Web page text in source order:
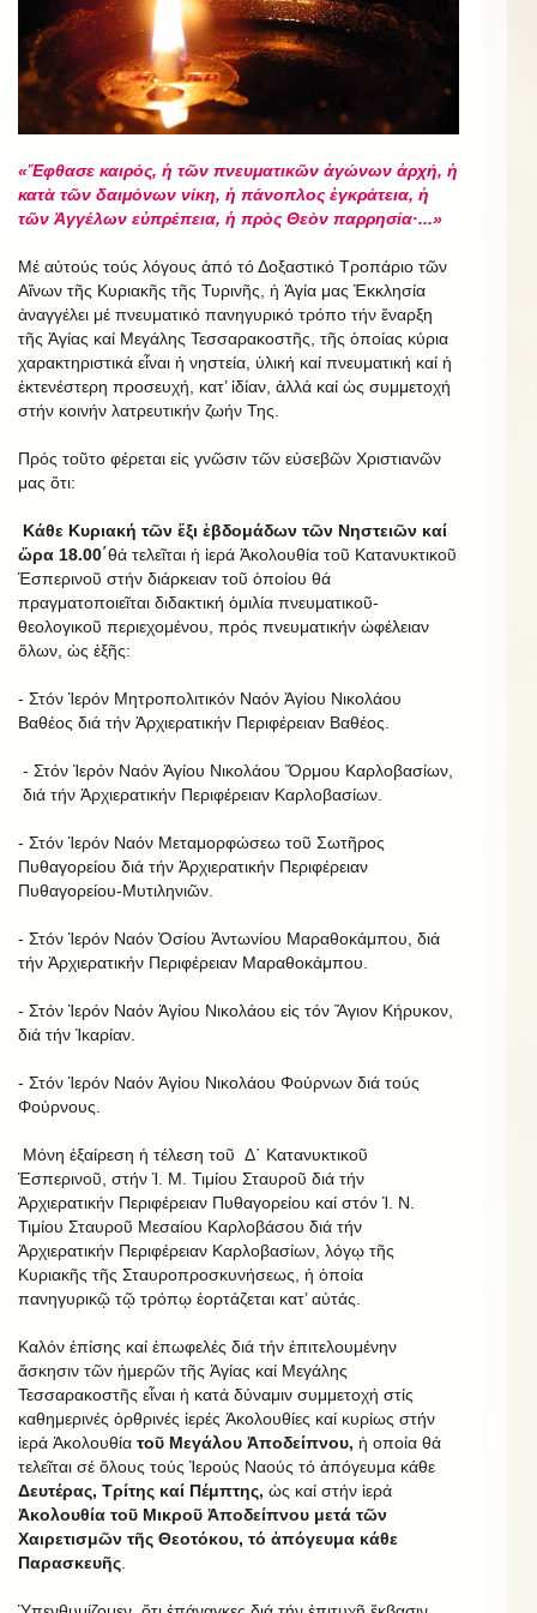
«Ἔφθασε καιρός, ἡ τῶν πνευματικῶν ἀγώνων ἀρχή, ἡ
κατὰ τῶν δαιμόνων νίκη, ἡ πάνοπλος ἐγκράτεια, ἡ
τῶν Ἀγγέλων εὐπρέπεια, ἡ πρὸς Θεὸν παρρησία·...»
Μέ αὐτούς τούς λόγους ἀπό τό Δοξαστικό Τροπάριο τῶν
Αἴνων τῆς Κυριακῆς τῆς Τυρινῆς, ἡ Ἁγία μας Ἐκκλησία
ἀναγγέλει μέ πνευματικό πανηγυρικό τρόπο τήν ἔναρξη
τῆς Ἁγίας καί Μεγάλης Τεσσαρακοστῆς, τῆς ὁποίας κύρια
χαρακτηριστικά εἶναι ἡ νηστεία, ὑλική καί πνευματική καί ἡ
ἐκτενέστερη προσευχή, κατ’ ἰδίαν, ἀλλά καί ὡς συμμετοχή
στήν κοινήν λατρευτικήν ζωήν Της.
Πρός τοῦτο φέρεται εἰς γνῶσιν τῶν εὐσεβῶν Χριστιανῶν
μας ὅτι:
Κάθε Κυριακή τῶν ἕξι ἑβδομάδων τῶν Νηστειῶν καί
ὥρα 18.00΄θά τελεῖται ἡ ἱερά Ἀκολουθία τοῦ Κατανυκτικοῦ
Ἑσπερινοῦ στήν διάρκειαν τοῦ ὁποίου θά
πραγματοποιεῖται διδακτική ὁμιλία πνευματικοῦ-
θεολογικοῦ περιεχομένου, πρός πνευματικήν ὠφέλειαν
ὅλων, ὡς ἐξῆς:
- Στόν Ἱερόν Μητροπολιτικόν Ναόν Ἁγίου Νικολάου
Βαθέος διά τήν Ἀρχιερατικήν Περιφέρειαν Βαθέος.
- Στόν Ἱερόν Ναόν Ἁγίου Νικολάου Ὅρμου Καρλοβασίων,
διά τήν Ἀρχιερατικήν Περιφέρειαν Καρλοβασίων.
- Στόν Ἱερόν Ναόν Μεταμορφώσεω τοῦ Σωτῆρος
Πυθαγορείου διά τήν Ἀρχιερατικήν Περιφέρειαν
Πυθαγορείου-Μυτιληνιῶν.
- Στόν Ἱερόν Ναόν Ὁσίου Ἀντωνίου Μαραθοκάμπου, διά
τήν Ἀρχιερατικήν Περιφέρειαν Μαραθοκάμπου.
- Στόν Ἱερόν Ναόν Ἁγίου Νικολάου εἰς τόν Ἅγιον Κήρυκον,
διά τήν Ἰκαρίαν.
- Στόν Ἱερόν Ναόν Ἁγίου Νικολάου Φούρνων διά τούς
Φούρνους.
Μόνη ἐξαίρεση ἡ τέλεση τοῦ Δ΄ Κατανυκτικοῦ
Ἑσπερινοῦ, στήν Ἱ. Μ. Τιμίου Σταυροῦ διά τήν
Ἀρχιερατικήν Περιφέρειαν Πυθαγορείου καί στόν Ἱ. Ν.
Τιμίου Σταυροῦ Μεσαίου Καρλοβάσου διά τήν
Ἀρχιερατικήν Περιφέρειαν Καρλοβασίων, λόγῳ τῆς
Κυριακῆς τῆς Σταυροπροσκυνήσεως, ἡ ὁποία
πανηγυρικῷ τῷ τρόπῳ ἑορτάζεται κατ’ αὐτάς.
Καλόν ἐπίσης καί ἐπωφελές διά τήν ἐπιτελουμένην
ἄσκησιν τῶν ἡμερῶν τῆς Ἁγίας καί Μεγάλης
Τεσσαρακοστῆς εἶναι ἡ κατά δύναμιν συμμετοχή στίς
καθημερινές ὀρθρινές ἱερές Ἀκολουθίες καί κυρίως στήν
ἱερά Ἀκολουθία τοῦ Μεγάλου Ἀποδείπνου, ἡ οποία θά
τελεῖται σέ ὅλους τούς Ἱερούς Ναούς τό ἀπόγευμα κάθε
Δευτέρας, Τρίτης καί Πέμπτης, ὡς καί στήν ἱερά
Ἀκολουθία τοῦ Μικροῦ Ἀποδείπνου μετά τῶν
Χαιρετισμῶν τῆς Θεοτόκου, τό ἀπόγευμα κάθε
Παρασκευῆς.